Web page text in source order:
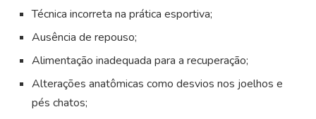
Técnica incorreta na prática esportiva;
Ausência de repouso;
Alimentação inadequada para a recuperação;
Alterações anatômicas como desvios nos joelhos e
pés chatos;